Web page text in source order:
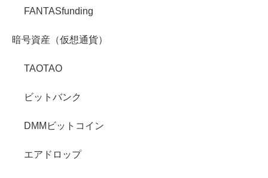
FANTASfunding
暗号資産（仮想通貨）
TAOTAO
ビットバンク
DMMビットコイン
エアドロップ